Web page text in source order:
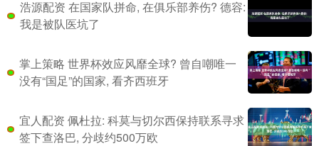
浩源配资 在国家队拼命, 在俱乐部养伤? 德容:
我是被队医坑了
掌上策略 世界杯效应风靡全球? 曾自嘲唯一
没有“国足”的国家, 看齐西班牙
宜人配资 佩杜拉: 科莫与切尔西保持联系寻求
签下查洛巴, 分歧约500万欧